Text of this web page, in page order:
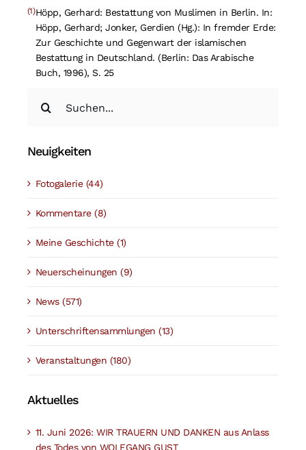
(1)Höpp, Gerhard: Bestattung von Muslimen in Berlin. In:
Höpp, Gerhard; Jonker, Gerdien (Hg.): In fremder Erde:
Zur Geschichte und Gegenwart der islamischen
Bestattung in Deutschland. (Berlin: Das Arabische
Buch, 1996), S. 25
nach:
Neuigkeiten
Fotogalerie (44)
Kommentare (8)
Meine Geschichte (1)
Neuerscheinungen (9)
News (571)
Unterschriftensammlungen (13)
Veranstaltungen (180)
Aktuelles
11. Juni 2026: WIR TRAUERN UND DANKEN aus Anlass
des Todes von WOLFGANG GUST